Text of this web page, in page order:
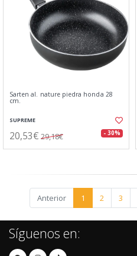
Sarten al. nature piedra honda 28
cm.
SUPREME
20,53€ 29,18€ - 30%
Anterior 1 2 3
Síguenos en: